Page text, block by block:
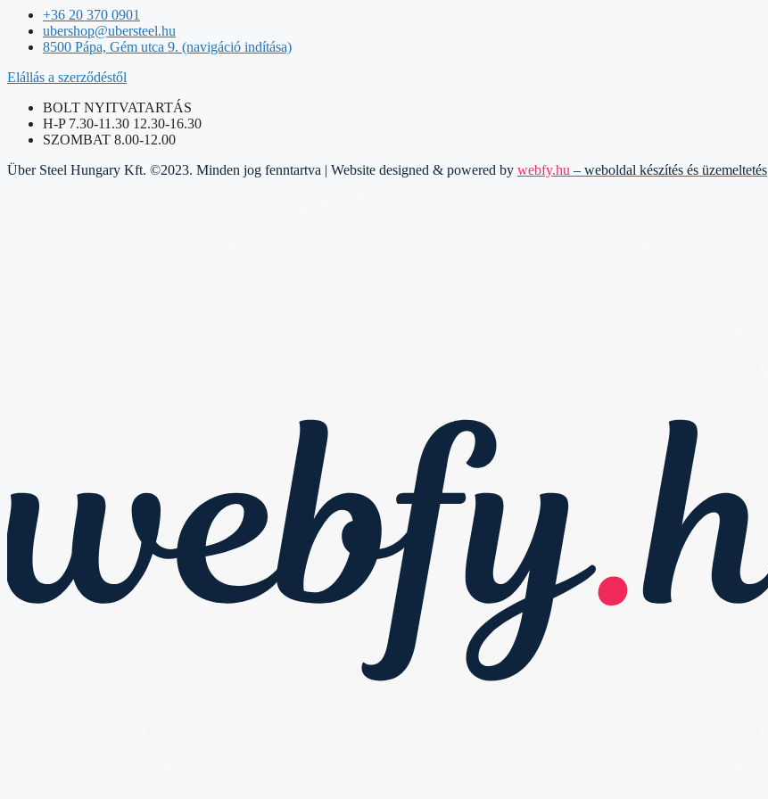
+36 20 370 0901
ubershop@ubersteel.hu
8500 Pápa, Gém utca 9. (navigáció indítása)
Elállás a szerződéstől
BOLT NYITVATARTÁS
H-P 7.30-11.30 12.30-16.30
SZOMBAT 8.00-12.00
Über Steel Hungary Kft. ©2023. Minden jog fenntartva | Website designed & powered by webfy.hu – weboldal készítés és üzemeltetés